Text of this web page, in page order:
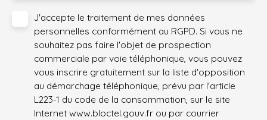
J'accepte le traitement de mes données
personnelles conformément au RGPD. Si vous ne
souhaitez pas faire l'objet de prospection
commerciale par voie téléphonique, vous pouvez
vous inscrire gratuitement sur la liste d'opposition
au démarchage téléphonique, prévu par l'article
L223-1 du code de la consommation, sur le site
Internet www.bloctel.gouv.fr ou par courrier